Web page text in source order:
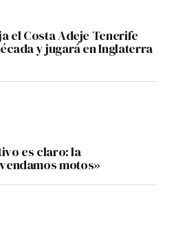
el Costa Adeje Tenerife
y jugará en Inglaterra
es claro: la
motos»